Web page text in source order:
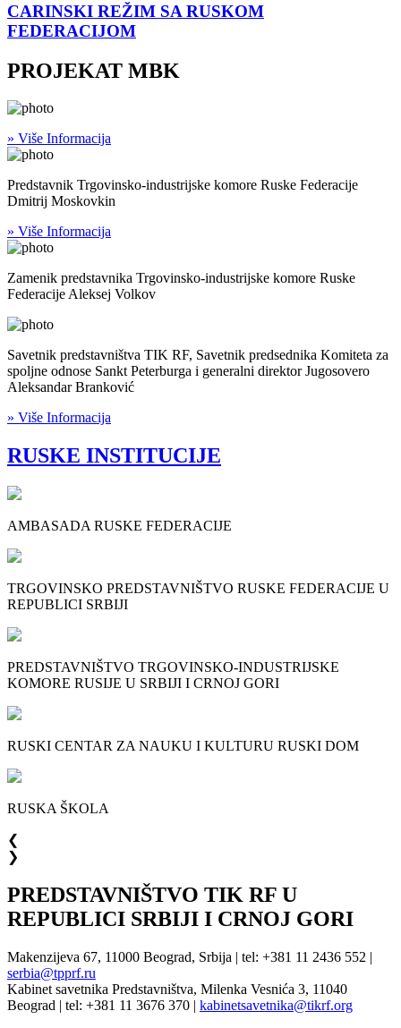
CARINSKI REŽIM SA RUSKOM
FEDERACIJOM
PROJEKAT MBK
» Više Informacija
Predstavnik Trgovinsko-industrijske komore Ruske Federacije
Dmitrij Moskovkin
» Više Informacija
Zamenik predstavnika Trgovinsko-industrijske komore Ruske
Federacije Aleksej Volkov
Savetnik predstavništva TIK RF, Savetnik predsednika Komiteta za
spoljne odnose Sankt Peterburga i generalni direktor Jugosovero
Aleksandar Branković
» Više Informacija
RUSKE INSTITUCIJE
AMBASADA RUSKE FEDERACIJE
TRGOVINSKO PREDSTAVNIŠTVO RUSKE FEDERACIJE U
REPUBLICI SRBIJI
PREDSTAVNIŠTVO TRGOVINSKO-INDUSTRIJSKE
KOMORE RUSIJE U SRBIJI I CRNOJ GORI
RUSKI CENTAR ZA NAUKU I KULTURU RUSKI DOM
RUSKA ŠKOLA
❮
❯
PREDSTAVNIŠTVO TIK RF U
REPUBLICI SRBIJI I CRNOJ GORI
Makenzijeva 67, 11000 Beograd, Srbija | tel: +381 11 2436 552 |
serbia@tpprf.ru
Kabinet savetnika Predstavništva, Milenka Vesnića 3, 11040
Beograd | tel: +381 11 3676 370 | kabinetsavetnika@tikrf.org